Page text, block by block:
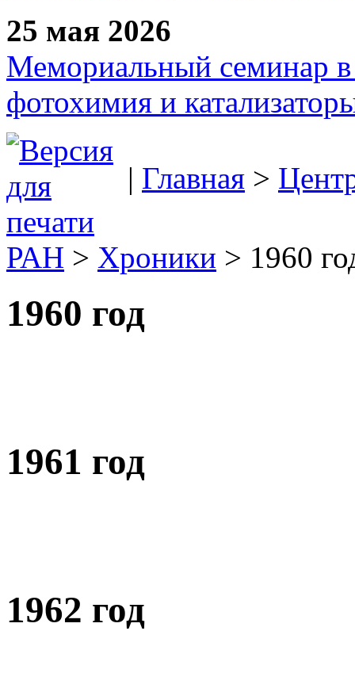
25 мая 2026
Мемориальный семинар в
фотохимия и
| Главная >
РАН > Хроники > 1960
1960 год
1961 год
1962 год